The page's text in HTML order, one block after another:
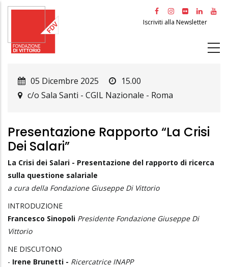
Salta
principale
Iscriviti alla Newsletter
05 Dicembre 2025
15.00
c/o Sala Santi - CGIL Nazionale - Roma
Presentazione Rapporto “la Crisi
Dei Salari”
La Crisi dei Salari - Presentazione del rapporto di ricerca
sulla questione salariale
a cura della Fondazione Giuseppe Di Vittorio
INTRODUZIONE
Francesco Sinopoli Presidente Fondazione Giuseppe Di
Vittorio
NE DISCUTONO
- Irene Brunetti - Ricercatrice INAPP